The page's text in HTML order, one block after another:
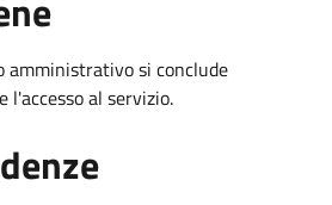
amministrativo si conclude
al servizio.